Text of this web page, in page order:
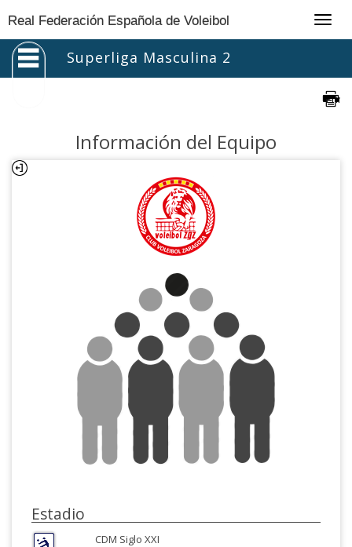
Real Federación Española de Voleibol
Superliga Masculina 2
Información del Equipo
Estadio
CDM Siglo XXI